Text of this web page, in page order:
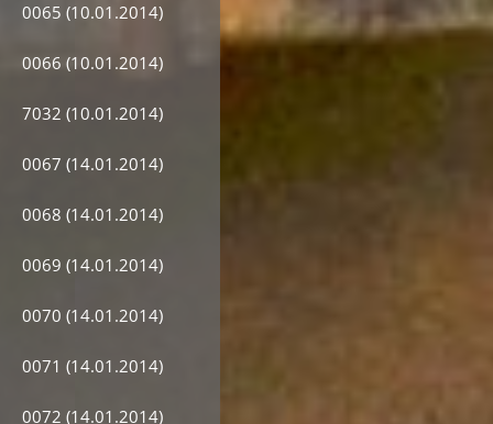
0065 (10.01.2014)
0066 (10.01.2014)
7032 (10.01.2014)
0067 (14.01.2014)
0068 (14.01.2014)
0069 (14.01.2014)
0070 (14.01.2014)
0071 (14.01.2014)
0072 (14.01.2014)